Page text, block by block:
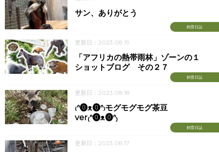
飼育日誌
サン、ありがとう
更新日：2023.08.19
飼育日誌
「アフリカの熱帯雨林」ゾーンの１
ショットブログ その２７
更新日：2023.08.18
飼育日誌
₍ᐢ⓿ᴥ⓿ᐢ₎モグモグモグ茶豆
ver₍ᐢ⓿ᴥ⓿ᐢ₎
更新日：2023.08.17